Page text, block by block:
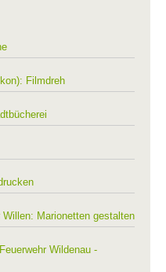
Filmdreh
Marionetten gestalten
Wildenau -